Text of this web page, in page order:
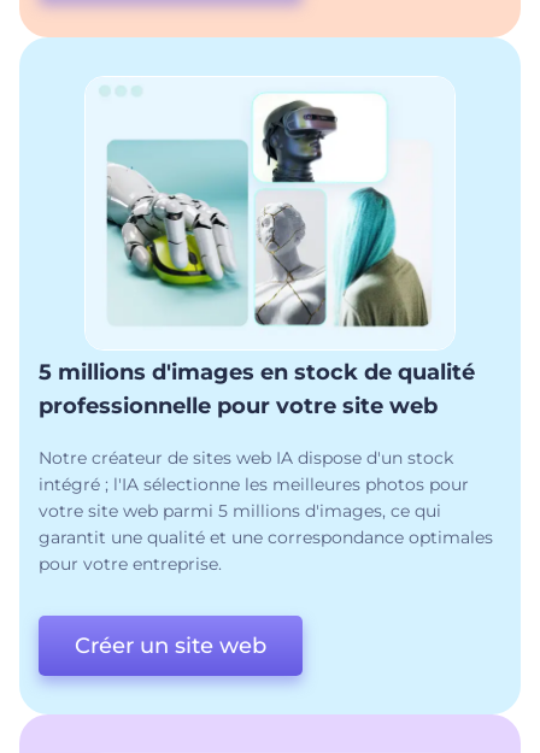
5 millions d'images en stock de qualité
professionnelle pour votre site web
Notre créateur de sites web IA dispose d'un stock
intégré ; l'IA sélectionne les meilleures photos pour
votre site web parmi 5 millions d'images, ce qui
garantit une qualité et une correspondance optimales
pour votre entreprise.
Créer un site web